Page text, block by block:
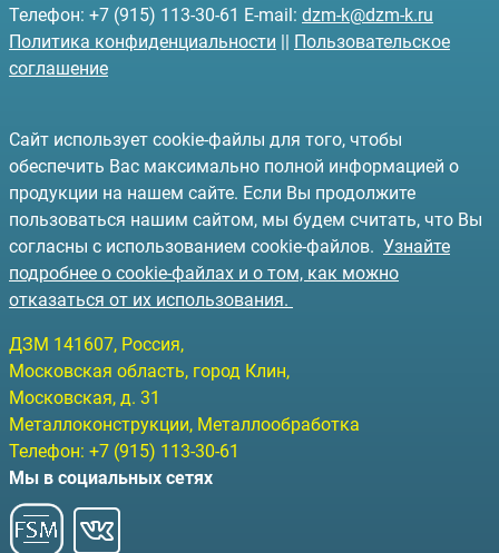
Телефон: +7 (915) 113-30-61 E-mail: dzm-k@dzm-k.ru
Политика конфиденциальности || Пользовательское
соглашение
Сайт использует cookie-файлы для того, чтобы
обеспечить Вас максимально полной информацией о
продукции на нашем сайте. Если Вы продолжите
пользоваться нашим сайтом, мы будем считать, что Вы
согласны с использованием cookie-файлов. Узнайте
подробнее о cookie-файлах и о том, как можно
отказаться от их использования.
ДЗМ 141607, Россия,
Московская область, город Клин,
Московская, д. 31
Металлоконструкции, Металлообработка
Телефон: +7 (915) 113-30-61
Мы в социальных сетях